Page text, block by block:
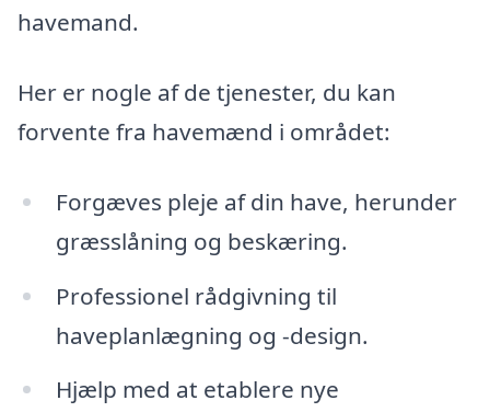
havemand.
Her er nogle af de tjenester, du kan
forvente fra havemænd i området:
Forgæves pleje af din have, herunder
græsslåning og beskæring.
Professionel rådgivning til
haveplanlægning og -design.
Hjælp med at etablere nye